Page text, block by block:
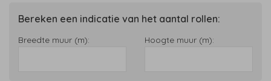
Bereken een indicatie van het aantal rollen:
Breedte muur (m): Hoogte muur (m):